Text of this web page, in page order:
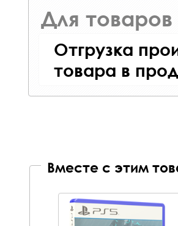
Для
Отгрузка
товара в
Вместе с этим